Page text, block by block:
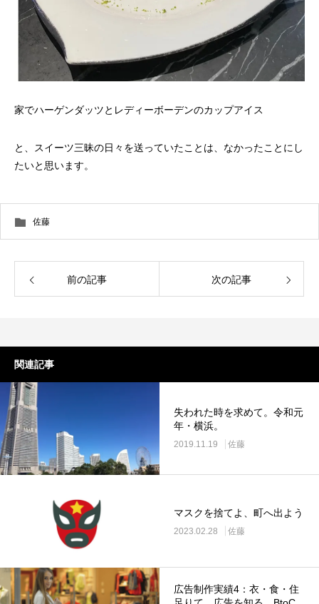
家でハーゲンダッツとレディーボーデンのカップアイス
と、スイーツ三昧の日々を送っていたことは、なかったことにし
たいと思います。
佐藤
前の記事 次の記事
関連記事
失われた時を求めて。令和元
年・横浜。
2019.11.19 佐藤
マスクを捨てよ、町へ出よう
2023.02.28 佐藤
広告制作実績4：衣・食・住